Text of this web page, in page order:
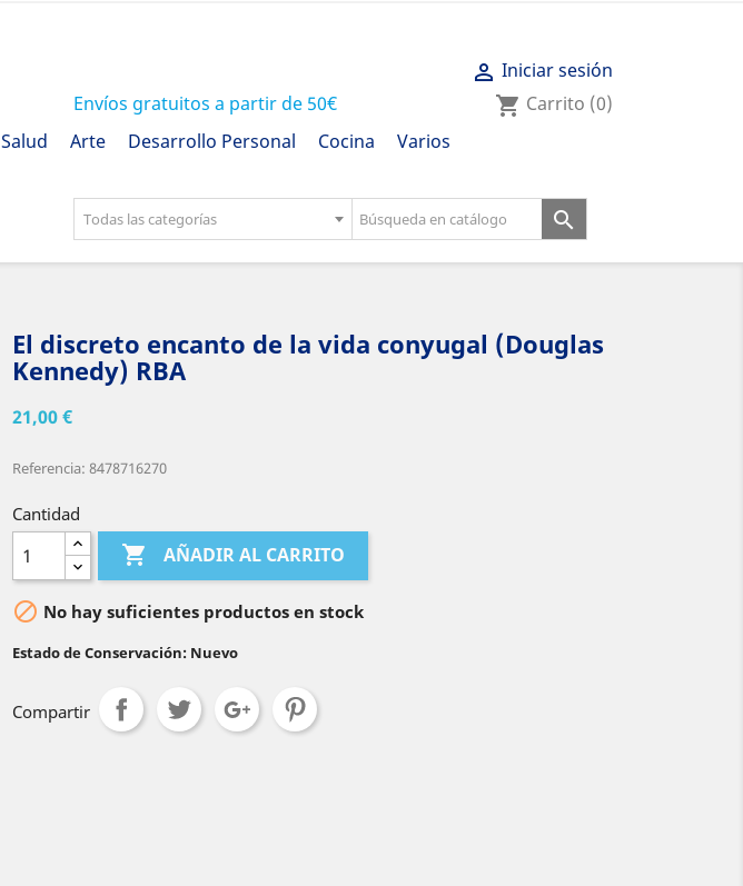
Envíos gratuitos a partir de 50€
Salud Arte Desarrollo Personal Cocina
Varios
 Iniciar sesión
shopping_cart Carrito (0)
Todas las categorías 
El discreto encanto de la vida conyugal (Douglas
Kennedy) RBA
21,00 €
Referencia: 8478716270
Cantidad
 AÑADIR AL CARRITO
 No hay suficientes productos en stock
Estado de Conservación: Nuevo
Compartir